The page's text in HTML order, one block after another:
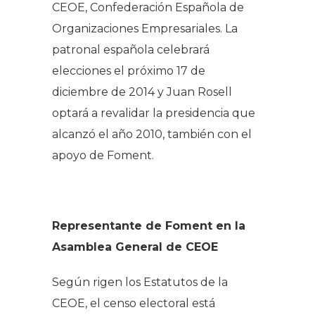
CEOE, Confederación Española de
Organizaciones Empresariales. La
patronal española celebrará
elecciones el próximo 17 de
diciembre de 2014 y Juan Rosell
optará a revalidar la presidencia que
alcanzó el año 2010, también con el
apoyo de Foment.
Representante de Foment en la
Asamblea General de CEOE
Según rigen los Estatutos de la
CEOE, el censo electoral está